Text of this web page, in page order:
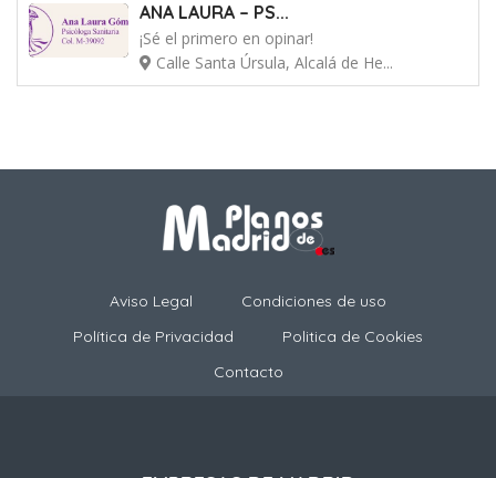
ANA LAURA – PS...
¡Sé el primero en opinar!
Calle Santa Úrsula, Alcalá de He...
Aviso Legal
Condiciones de uso
Política de Privacidad
Politica de Cookies
Contacto